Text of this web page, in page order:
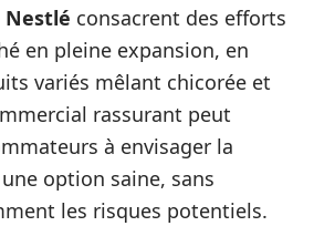
Nestlé consacrent des efforts
en pleine expansion, en
variés mêlant chicorée et
rassurant peut
à envisager la
option saine, sans
les risques potentiels.